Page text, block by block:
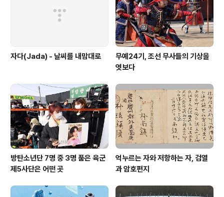
자다(Jada) - 날씨를 내맘대로
무예24기, 조선 무사들의 기상을
엿보다
방탄소년단 7명 중 3명 품은 육군
제5사단은 어떤 곳
억누르는 자와 저항하는 자, 검열
과 암호편지